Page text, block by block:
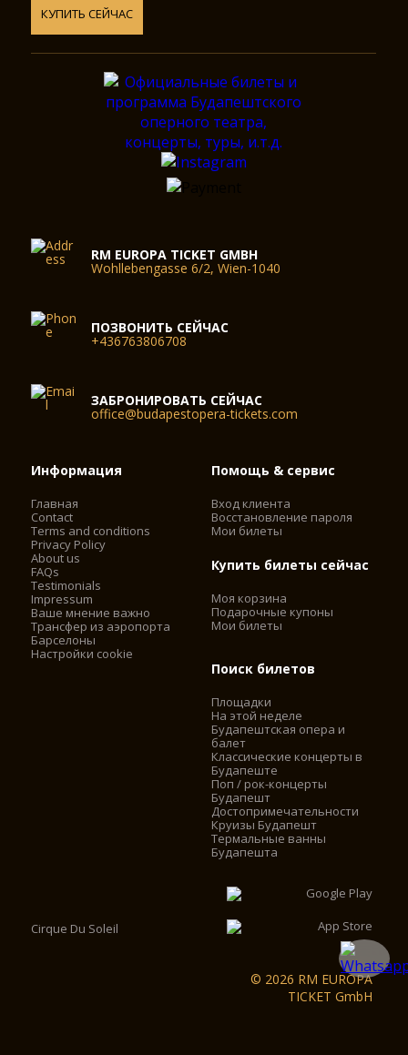
КУПИТЬ СЕЙЧАС
RM EUROPA TICKET GMBH
Wohllebengasse 6/2, Wien-1040
ПОЗВОНИТЬ СЕЙЧАС
+436763806708
ЗАБРОНИРОВАТЬ СЕЙЧАС
office@budapestopera-tickets.com
Информация
Главная
Contact
Terms and conditions
Privacy Policy
About us
FAQs
Testimonials
Impressum
Ваше мнение важно
Трансфер из аэропорта
Барселоны
Настройки cookie
Помощь & сервис
Вход клиента
Восстановление пароля
Мои билеты
Купить билеты сейчас
Моя корзина
Подарочные купоны
Мои билеты
Поиск билетов
Площадки
На этой неделе
Будапештская опера и
балет
Классические концерты в
Будапеште
Поп / рок-концерты
Будапешт
Достопримечательности
Круизы Будапешт
Термальные ванны
Будапешта
Cirque Du Soleil
© 2026 RM EUROPA
TICKET GmbH